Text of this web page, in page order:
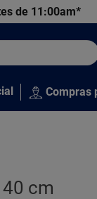
de 11:00am*
Compras
cm